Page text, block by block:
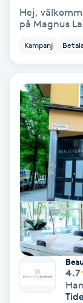
Cryoterapi
Dermapen
Diamantslipning
Enzympeeling
Extensions
Extensions
Eyeliner-
Hej,
på Magnus
Kampanj
4.7